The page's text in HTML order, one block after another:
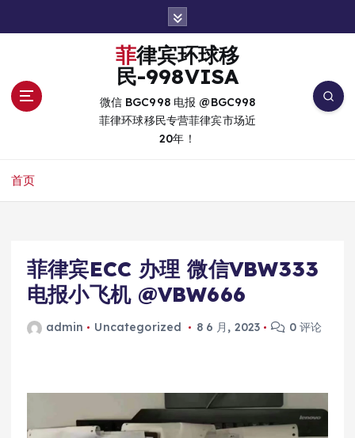
菲律宾环球移
民-998VISA
微信 BGC998 电报 @BGC998
菲律环球移民专营菲律宾市场近
20年！
首页
菲律宾ECC 办理 微信VBW333
电报小飞机 @VBW666
admin Uncategorized 8 6 月, 2023 0 评论